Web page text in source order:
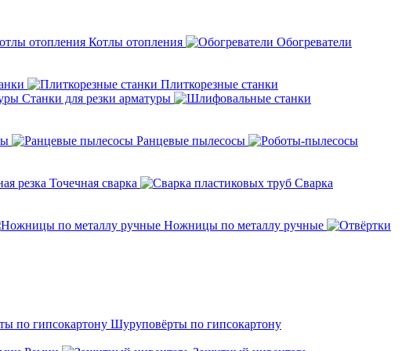
Котлы отопления
Обогреватели
Плиткорезные станки
Станки для резки арматуры
Ранцевые пылесосы
резка Точечная сварка
Cварка
Ножницы по металлу ручные
Шуруповёрты по гипсокартону